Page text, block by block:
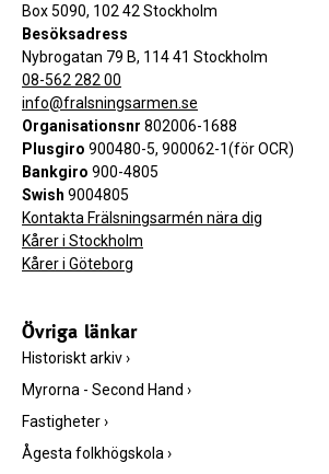
Box 5090, 102 42 Stockholm
Besöksadress
Nybrogatan 79 B, 114 41 Stockholm
08-562 282 00
info@fralsningsarmen.se
Organisationsnr 802006-1688
Plusgiro 900480-5, 900062-1(för OCR)
Bankgiro 900-4805
Swish 9004805
Kontakta Frälsningsarmén nära dig
Kårer i Stockholm
Kårer i Göteborg
Övriga länkar
Historiskt arkiv›
Myrorna - Second Hand ›
Fastigheter›
Ågesta folkhögskola ›